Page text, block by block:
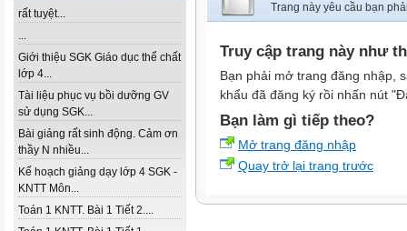
rất tuyệt...
...
Giới thiệu SGK Giáo dục thể chất
lớp 4...
Tài liệu phục vụ bồi dưỡng GV
sử dụng SGK...
Bài giảng rất sinh động. Cảm ơn
thầy N nhiều...
Kế hoạch giảng dạy lớp 4 SGK -
KNTT Môn...
Toán 1 KNTT. Bài 1 Tiết 2....
Trang này yêu cầu bạn
Truy cập trang này như
Bạn phải mở trang đăng nhập,
khẩu đã đăng ký rồi nhấn nút
Bạn làm gì tiếp theo?
Mở trang đăng nhập
Quay trở lại trang trước